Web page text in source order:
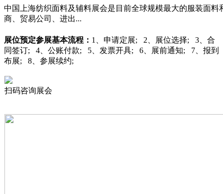
中国上海纺织面料及辅料展会是目前全球规模最大的服装面
商、贸易公司、进出...
展位预定参展基本流程： 1、申请定展; 2、展位选择; 3、合
同签订; 4、公账付款; 5、发票开具; 6、展前通知; 7、报到
布展; 8、参展续约;
扫码咨询展会